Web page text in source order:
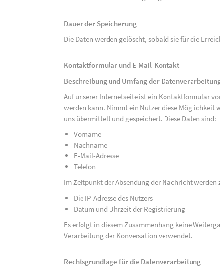
Dauer der Speicherung
Die Daten werden gelöscht, sobald sie für die
Kontaktformular und E-Mail-Kontakt
Beschreibung und Umfang der
Auf unserer Internetseite ist ein Kontaktformular
werden kann. Nimmt ein Nutzer diese Möglichkeit
uns übermittelt und gespeichert. Diese Daten sind:
Vorname
Nachname
E-Mail-Adresse
Telefon
Im Zeitpunkt der Absendung der Nachricht werden
Die IP-Adresse des Nutzers
Datum und Uhrzeit der Registrierung
Es erfolgt in diesem Zusammenhang keine
Verarbeitung der Konversation verwendet.
Rechtsgrundlage für die Datenverarbeitung